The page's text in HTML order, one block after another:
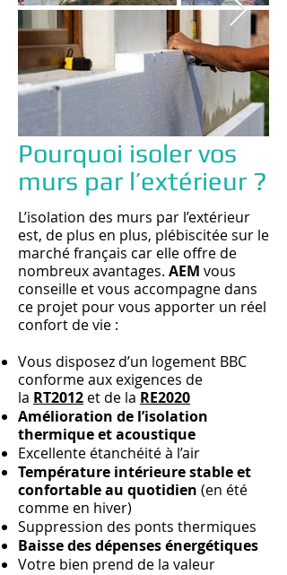
Pourquoi isoler vos
murs par l’extérieur ?
L’isolation des murs par l’extérieur
est, de plus en plus, plébiscitée sur le
marché français car elle offre de
nombreux avantages. AEM vous
conseille et vous accompagne dans
ce projet pour vous apporter un réel
confort de vie :
Vous disposez d’un logement BBC
conforme aux exigences de
la RT2012 et de la RE2020
Amélioration de l’isolation
thermique et acoustique
Excellente étanchéité à l’air
Température intérieure stable et
confortable au quotidien (en été
comme en hiver)
Suppression des ponts thermiques
Baisse des dépenses énergétiques
Votre bien prend de la valeur